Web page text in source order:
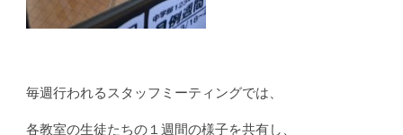
毎週行われるスタッフミーティングでは、
各教室の生徒たちの１週間の様子を共有し、